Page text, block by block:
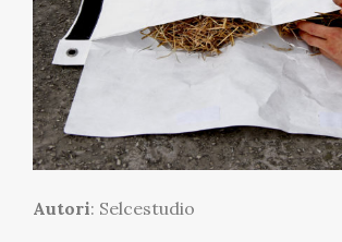
Autori: Selcestudio